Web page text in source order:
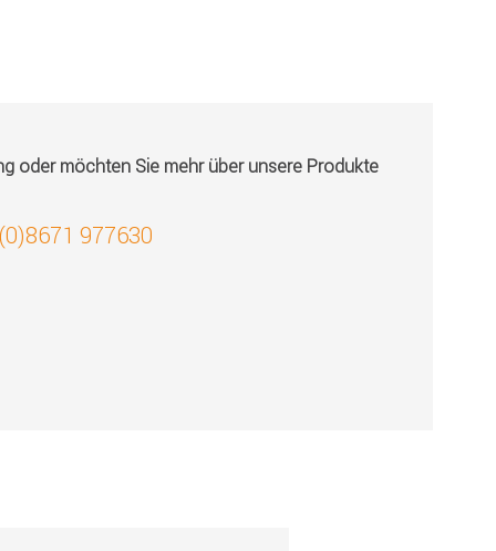
oder möchten Sie mehr über unsere Produkte
977630